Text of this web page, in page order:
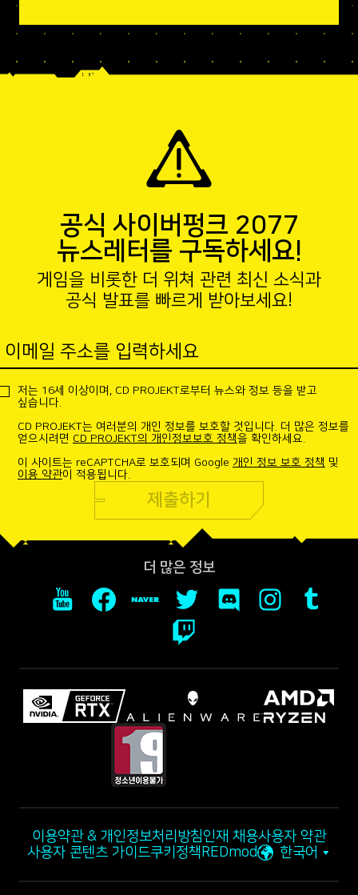
공식 사이버펑크 2077
뉴스레터를 구독하세요!
게임을 비롯한 더 위쳐 관련 최신 소식과
공식 발표를 빠르게 받아보세요!
이메일 주소를 입력하세요
저는 16세 이상이며, CD PROJEKT로부터 뉴스와 정보 등을 받고
싶습니다.
CD PROJEKT는 여러분의 개인 정보를 보호할 것입니다. 더 많은 정보를
얻으시려면 CD PROJEKT의 개인정보보호 정책을 확인하세요.
이 사이트는 reCAPTCHA로 보호되며 Google 개인 정보 보호 정책 및
이용 약관이 적용됩니다.
제출하기
더 많은 정보
이용약관 & 개인정보처리방침인재 채용사용자 약관
사용자 콘텐츠 가이드쿠키정책 REDmod 한국어